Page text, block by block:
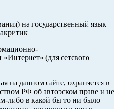
на государственный язык
(для сетевого
на данном сайте, охраняется в
РФ об авторском праве и не
либо в какой бы то ни было